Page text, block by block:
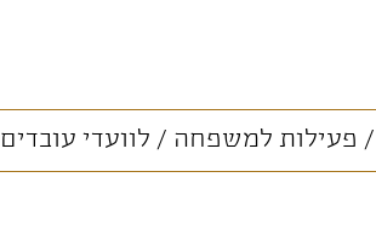
פעילות למשפחה לוועדי עובדים